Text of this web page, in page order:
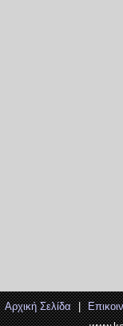
Αρχική Σελίδα |